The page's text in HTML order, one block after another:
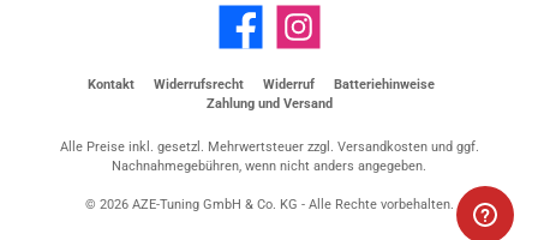
Facebook Instagram
Kontakt Widerrufsrecht Widerruf
Batteriehinweise
Zahlung und Versand
Alle Preise inkl. gesetzl. Mehrwertsteuer zzgl. Versandkostenund ggf.
Nachnahmegebühren, wenn nicht anders angegeben.
© 2026 AZE-Tuning GmbH & Co. KG - Alle Rechte vorbehalten.